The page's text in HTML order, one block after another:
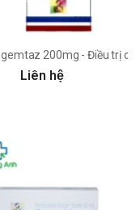
ruột hiệu quả của Ấn
200mg - Điều trị
Liên hệ